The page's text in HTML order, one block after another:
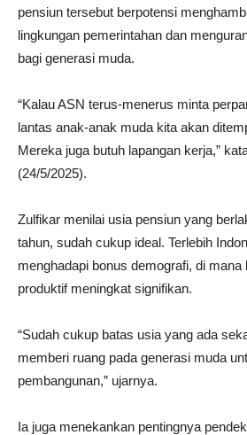
pensiun tersebut berpotensi
lingkungan pemerintahan dan
bagi generasi muda.
“Kalau ASN terus-menerus minta
lantas anak-anak muda kita akan
Mereka juga butuh lapangan kerja,”
(24/5/2025).
Zulfikar menilai usia pensiun yang
tahun, sudah cukup ideal. Terlebih
menghadapi bonus demografi, di
produktif meningkat signifikan.
“Sudah cukup batas usia yang ada
memberi ruang pada generasi muda
pembangunan,” ujarnya.
Ia juga menekankan pentingnya